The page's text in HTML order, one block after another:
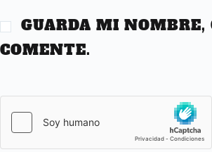
GUARDA MI NOMBRE,
COMENTE.